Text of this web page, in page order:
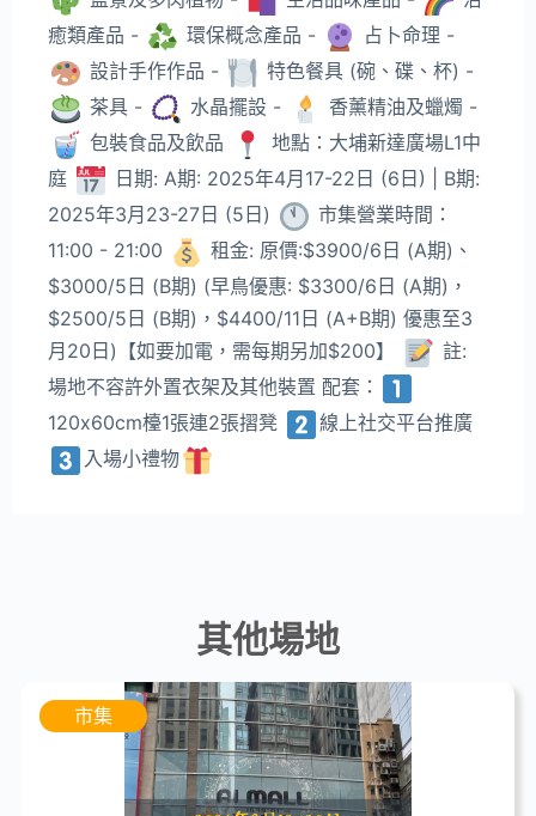
癒類產品 -
環保概念產品 -
占卜命理 -
設計手作作品 -
特色餐具 (碗、碟、杯) -
茶具 -
水晶擺設 -
香薰精油及蠟燭 -
包裝食品及飲品
地點：大埔新達廣場L1中
庭
日期: A期: 2025年4月17-22日 (6日) | B期:
2025年3月23-27日 (5日)
市集營業時間：
11:00 - 21:00
租金: 原價:$3900/6日 (A期)、
$3000/5日 (B期) (早鳥優惠: $3300/6日 (A期)，
$2500/5日 (B期)，$4400/11日 (A+B期) 優惠至3
月20日)【如要加電，需每期另加$200】
註:
場地不容許外置衣架及其他裝置 配套：
120x60cm檯1張連2張摺凳
線上社交平台推廣
入場小禮物
其他場地
市集